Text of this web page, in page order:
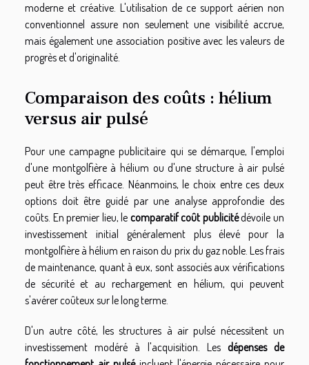
moderne et créative. L'utilisation de ce support aérien non
conventionnel assure non seulement une visibilité accrue,
mais également une association positive avec les valeurs de
progrès et d'originalité.
Comparaison des coûts : hélium
versus air pulsé
Pour une campagne publicitaire qui se démarque, l'emploi
d'une montgolfière à hélium ou d'une structure à air pulsé
peut être très efficace. Néanmoins, le choix entre ces deux
options doit être guidé par une analyse approfondie des
coûts. En premier lieu, le comparatif coût publicitédévoile un
investissement initial généralement plus élevé pour la
montgolfière à hélium en raison du prix du gaz noble. Les frais
de maintenance, quant à eux, sont associés aux vérifications
de sécurité et au rechargement en hélium, qui peuvent
s'avérer coûteux sur le long terme.
D'un autre côté, les structures à air pulsé nécessitent un
investissement modéré à l'acquisition. Les dépenses de